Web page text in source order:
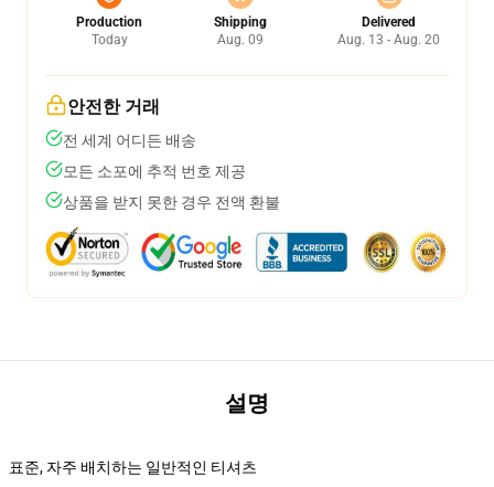
Production
Today
Shipping
Aug. 09
Delivered
Aug. 13 - Aug. 20
안전한 거래
전 세계 어디든 배송
모든 소포에 추적 번호 제공
상품을 받지 못한 경우 전액 환불
설명
표준, 자주 배치하는 일반적인 티셔츠